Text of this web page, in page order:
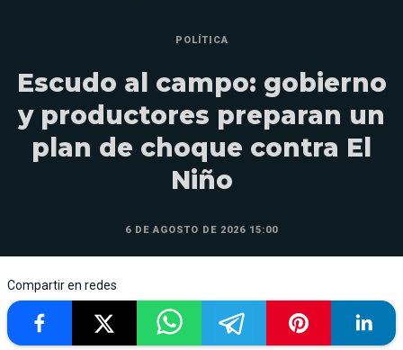
POLÍTICA
Escudo al campo: gobierno
y productores preparan un
plan de choque contra El
Niño
6 DE AGOSTO DE 2026 15:00
Compartir en redes